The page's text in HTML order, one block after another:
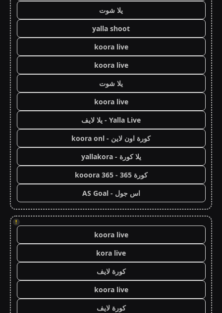
يلا شوت
yalla shoot
koora live
koora live
يلا شوت
koora live
Yalla Live - يلا لايف
كورة اون لاين - koora onl
يلا كورة - yallakora
كورة 365 - kooora 365
اس جول - AS Goal
!
koora live
kora live
كورة لايف
koora live
كورة لايف